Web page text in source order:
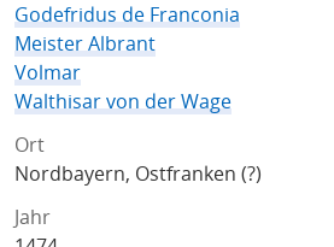
Godefridus de Franconia
Meister Albrant
Volmar
Walthisar von der Wage
Ort
Nordbayern, Ostfranken (?)
Jahr